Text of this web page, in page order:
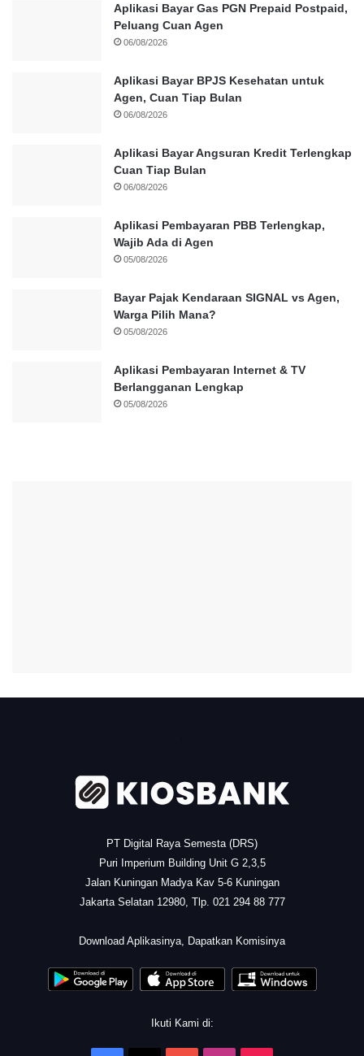
Aplikasi Bayar Gas PGN Prepaid Postpaid,
Peluang Cuan Agen
06/08/2026
Aplikasi Bayar BPJS Kesehatan untuk
Agen, Cuan Tiap Bulan
06/08/2026
Aplikasi Bayar Angsuran Kredit Terlengkap
Cuan Tiap Bulan
06/08/2026
Aplikasi Pembayaran PBB Terlengkap,
Wajib Ada di Agen
05/08/2026
Bayar Pajak Kendaraan SIGNAL vs Agen,
Warga Pilih Mana?
05/08/2026
Aplikasi Pembayaran Internet & TV
Berlangganan Lengkap
05/08/2026
PT Digital Raya Semesta (DRS)
Puri Imperium Building Unit G 2,3,5
Jalan Kuningan Madya Kav 5-6 Kuningan
Jakarta Selatan 12980, Tlp. 021 294 88 777
Download Aplikasinya, Dapatkan Komisinya
Ikuti Kami di: